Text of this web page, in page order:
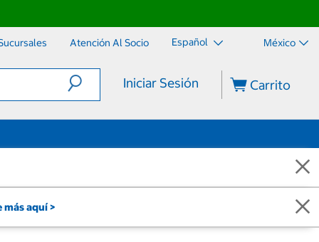
Atención Al Socio Español México
Iniciar Sesión Carrito
más aquí >